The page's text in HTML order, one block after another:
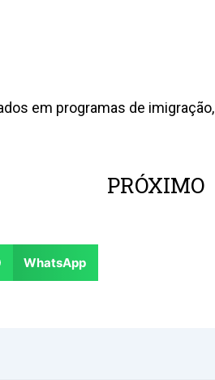
em programas de imigração,
PRÓXIMO
WhatsApp